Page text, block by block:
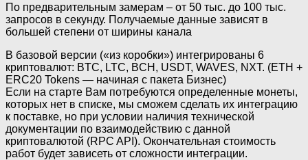
По предварительным замерам – от 50 тыс. до 100 тыс.
запросов в секунду. Получаемые данные зависят в
большей степени от ширины канала
В базовой версии («из коробки») интегрированы 6
криптовалют: BTC, LTC, BCH, USDT, WAVES, NXT. (ETH +
ERC20 Tokens — начиная с пакета Бизнес)
Если на старте Вам потребуются определенные монеты,
которых нет в списке, мы сможем сделать их интеграцию
к поставке, но при условии наличия технической
документации по взаимодействию с данной
криптовалютой (RPC API). Окончательная стоимость
работ будет зависеть от сложности интеграции.